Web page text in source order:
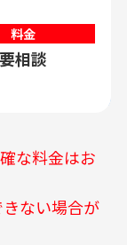
料金
要相談
な料金はお
ない場合が